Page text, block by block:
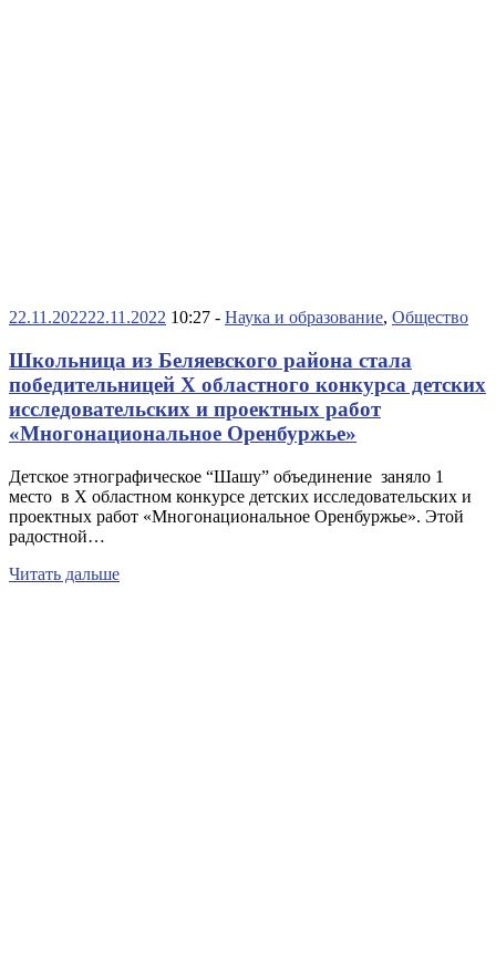
22.11.202222.11.2022 10:27 - Наука и образование, Общество
Школьница из Беляевского района стала
победительницей X областного конкурса детских
исследовательских и проектных работ
«Многонациональное Оренбуржье»
Детское этнографическое “Шашу” объединение заняло 1
место в X областном конкурсе детских исследовательских и
проектных работ «Многонациональное Оренбуржье». Этой
радостной…
Читать дальше